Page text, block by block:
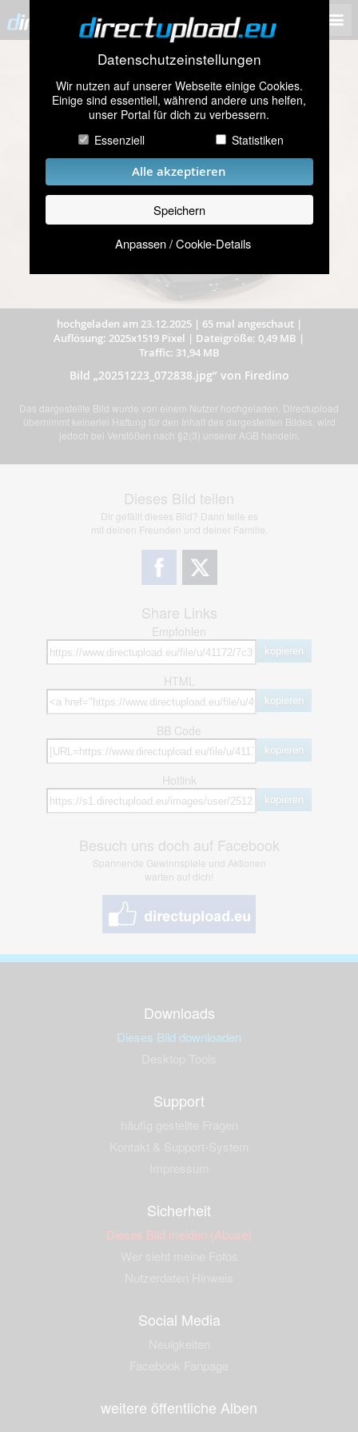
Datenschutzeinstellungen
Wir nutzen auf unserer Webseite einige Cookies.
Einige sind essentiell, während andere uns helfen,
unser Portal für dich zu verbessern.
Essenziell
Statistiken
Alle akzeptieren
Speichern
Anpassen / Cookie-Details
hochgeladen am 23.12.2025| 65 mal angeschaut|
Auflösung: 2025x1519 Pixel | Dateigröße: 0,49 MB |
Traffic: 31,94 MB
Bild „20251223_072838.jpg” von Firedino
Das dargestellte Bild wurde von einem Nutzer hochgeladen. Directupload
übernimmt keinerlei Haftung für den Inhalt des dargestellten Bildes, wird
jedoch bei Verstößen nach §2(3) unserer AGB handeln.
Dieses Bild teilen
Dir gefällt dieses Bild? Dann teile es
mit deinen Freunden und deiner Familie.
Share Links
Empfohlen
kopieren
HTML
kopieren
BB Code
kopieren
Hotlink
kopieren
Besuch uns doch auf Facebook
Spannende Gewinnspiele und Aktionen
warten auf dich!
Downloads
Dieses Bild downloaden
Support
Sicherheit
Dieses Bild melden (Abuse)
Social Media
weitere öffentliche Alben